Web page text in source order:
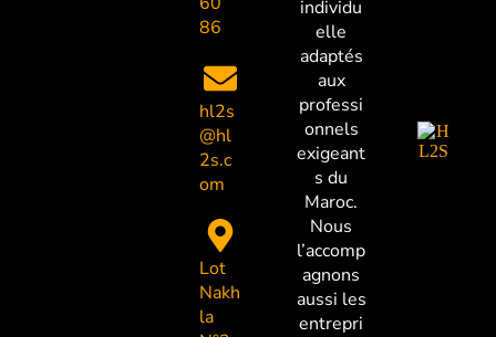
individu
elle
adaptés
aux
professi
onnels
exigeant
s du
Maroc.
Nous
l’accomp
agnons
aussi les
entrepri
86
hl2s
@hl
2s.c
om
Lot
Nakh
la